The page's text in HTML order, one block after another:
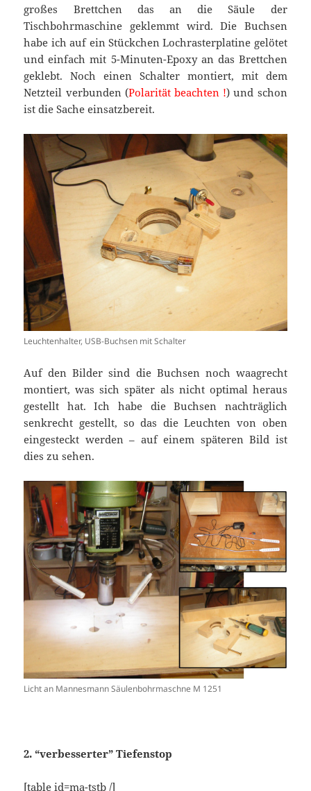
großes Brettchen das an die Säule der
Tischbohrmaschine geklemmt wird. Die Buchsen
habe ich auf ein Stückchen Lochrasterplatine gelötet
und einfach mit 5-Minuten-Epoxy an das Brettchen
geklebt. Noch einen Schalter montiert, mit dem
Netzteil verbunden (Polarität beachten !) und schon
ist die Sache einsatzbereit.
Leuchtenhalter, USB-Buchsen mit Schalter
Auf den Bilder sind die Buchsen noch waagrecht
montiert, was sich später als nicht optimal heraus
gestellt hat. Ich habe die Buchsen nachträglich
senkrecht gestellt, so das die Leuchten von oben
eingesteckt werden – auf einem späteren Bild ist
dies zu sehen.
Licht an Mannesmann Säulenbohrmaschne M 1251
2. “verbesserter” Tiefenstop
[table id=ma-tstb /]